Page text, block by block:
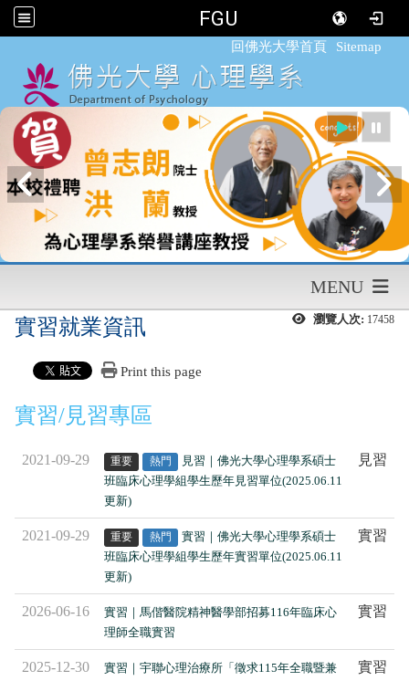
FGU
回佛光大學首頁 Sitemap
MENU
瀏覽人次: 17458
實習就業資訊
Print this page
實習/見習專區
2021-09-29 重要 熱門
見習｜佛光大學心理學系碩士
班臨床心理學組學生歷年見習單位(2025.06.11
更新)
見習
2021-09-29 重要 熱門
實習｜佛光大學心理學系碩士
班臨床心理學組學生歷年實習單位(2025.06.11
更新)
實習
2026-06-16
實習｜馬偕醫院精神醫學部招募116年臨床心
理師全職實習
實習
2025-12-30
實習｜宇聯心理治療所「徵求115年全職暨兼
實習